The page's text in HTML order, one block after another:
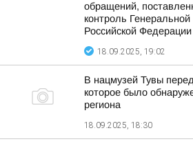
обращений,
контроль Генеральной
Российской Федерации
18.09.2025, 19:02
В нацмузей Тувы
которое было
региона
18.09.2025, 18:30